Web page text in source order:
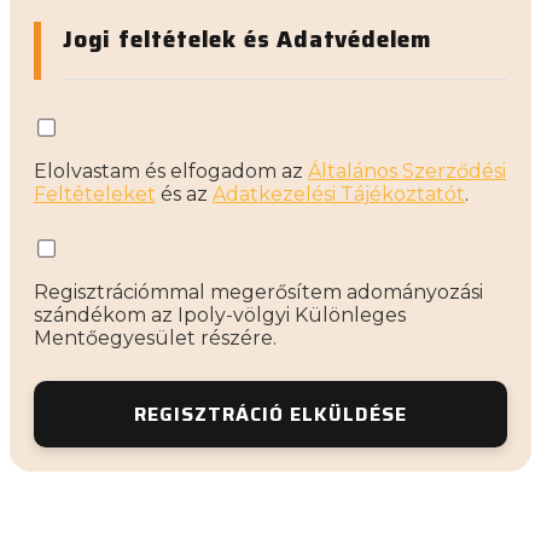
Jogi feltételek és Adatvédelem
Elolvastam és elfogadom az Általános Szerződési
Feltételeket és az Adatkezelési Tájékoztatót.
Regisztrációmmal megerősítem adományozási
szándékom az Ipoly-völgyi Különleges
Mentőegyesület részére.
REGISZTRÁCIÓ ELKÜLDÉSE